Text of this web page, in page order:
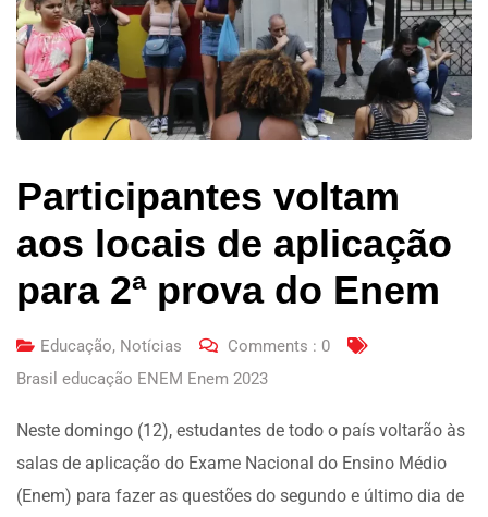
Participantes voltam
aos locais de aplicação
para 2ª prova do Enem
Educação, Notícias Comments : 0
Brasil educação ENEM Enem 2023
Neste domingo (12), estudantes de todo o país voltarão às
salas de aplicação do Exame Nacional do Ensino Médio
(Enem) para fazer as questões do segundo e último dia de